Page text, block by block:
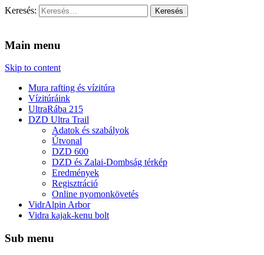
Keresés:
Main menu
Skip to content
Mura rafting és vízitúra
Vízitúráink
UltraRába 215
DZD Ultra Trail
Adatok és szabályok
Útvonal
DZD 600
DZD és Zalai-Dombság térkép
Eredmények
Regisztráció
Online nyomonkövetés
VidrAlpin Arbor
Vidra kajak-kenu bolt
Sub menu